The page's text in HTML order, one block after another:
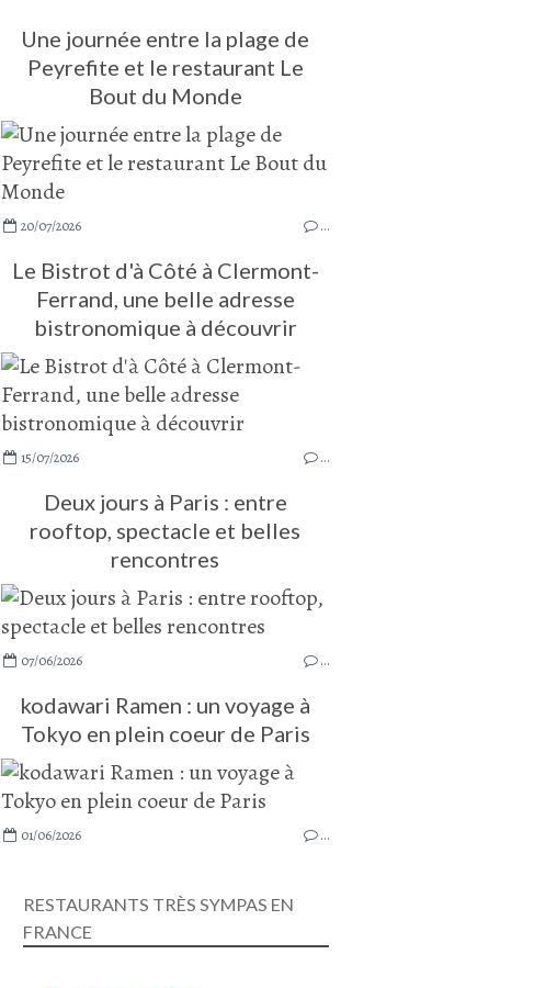
Une journée entre la plage de
Peyrefite et le restaurant Le
Bout du Monde
20/07/2026 …
Le Bistrot d'à Côté à Clermont-
Ferrand, une belle adresse
bistronomique à découvrir
15/07/2026 …
Deux jours à Paris : entre
rooftop, spectacle et belles
rencontres
07/06/2026 …
kodawari Ramen : un voyage à
Tokyo en plein coeur de Paris
01/06/2026 …
RESTAURANTS TRÈS SYMPAS EN
FRANCE